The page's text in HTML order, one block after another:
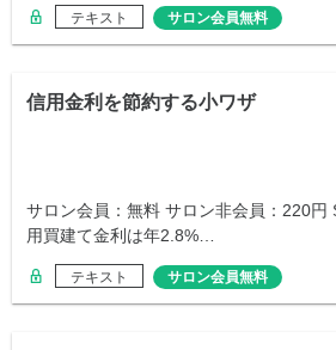
テキスト サロン会員無料
信用金利を節約する小ワザ
サロン会員：無料 サロン非会員：220円
用買建て金利は年2.8%…
テキスト サロン会員無料